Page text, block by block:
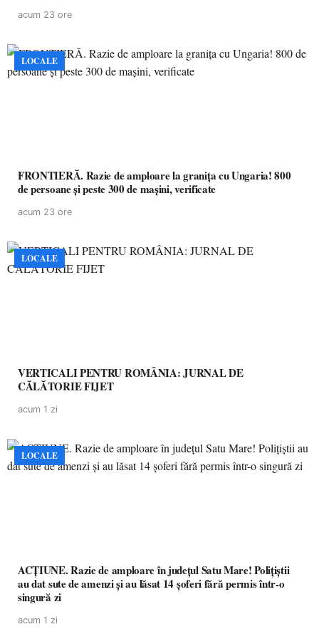
acum 23 ore
LOCALE
FRONTIERĂ. Razie de amploare la granița cu Ungaria! 800
de persoane și peste 300 de mașini, verificate
acum 23 ore
LOCALE
VERTICALI PENTRU ROMÂNIA: JURNAL DE
CĂLĂTORIE FIJET
acum 1 zi
LOCALE
ACȚIUNE. Razie de amploare în județul Satu Mare! Polițiștii
au dat sute de amenzi și au lăsat 14 șoferi fără permis într-o
singură zi
acum 1 zi